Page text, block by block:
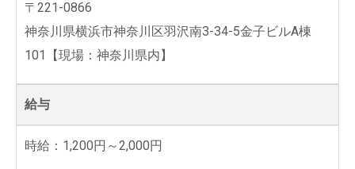
〒221-0866
神奈川県横浜市神奈川区羽沢南3-34-5金子ビルA棟
101【現場：神奈川県内】
給与
時給：1,200円～2,000円